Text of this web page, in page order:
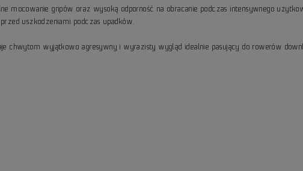
mocowanie gripów oraz wysoką odporność na obracanie podczas intensywnego
uszkodzeniami podczas upadków.
chwytom wyjątkowo agresywny i wyrazisty wygląd idealnie pasujący do rowerów